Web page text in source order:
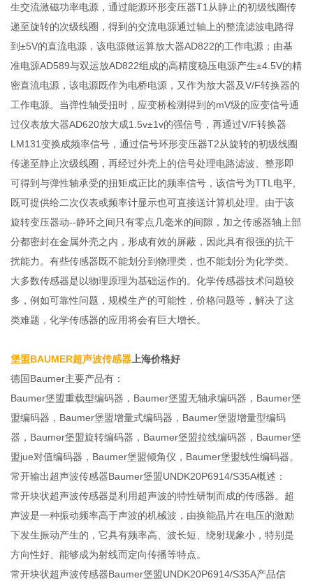
生交流激磁功率电源，通过能源环形变压器T1从静止的初级线圈传
递至旋转的次级线圈，得到的交流电源通过轴上的整流滤波电路得
到±5V的直流电源，该电源做运算放大器AD822的工作电源；由基
准电源AD589与双运放AD822组成的高精度稳压电源产生±4.5V的精
密直流电源，该电源既作为电桥电源，又作为放大器及V/F转换器的
工作电源。当弹性轴受扭时，应变桥检测得到的mV级的应变信号通
过仪表放大器AD620放大成1.5v±1v的强信号，再通过V/F转换器
LM131变换成频率信号，通过信号环形变压器T2从旋转的初级线圈
传递至静止次级线圈，再经过外壳上的信号处理电路滤波、整形即
可得到与弹性轴承受的扭矩成正比的频率信号，该信号为TTL电平,
既可提供给二次仪表或频率计显示也可直接送计算机处理。由于该
旋转变压器动--静环之间只有零点几毫米的间隙，加之传感器轴上部
分都密封在金属外壳之内，形成有效的屏蔽，因此具有很强的抗干
扰能力。有些传感器既不能划分到物理类，也不能划分为化学类。
大多数传感器是以物理原理为基础运作的。化学传感器技术问题较
多，例如可靠性问题，规模生产的可能性，价格问题等，解决了这
类难题，化学传感器的应用将会有巨大增长。
堡盟BAUMER超声波传感器 上海价格好
德国Baumer主要产品有：
Baumer堡盟重载型编码器，Baumer堡盟无轴承编码器，Baumer堡
盟编码器，Baumer堡盟增量式编码器，Baumer堡盟增量型编码
器，Baumer堡盟旋转编码器，Baumer堡盟拉线编码器，Baumer堡
盟jue对值编码器，Baumer堡盟倾角仪，Baumer堡盟线性编码器。
常开输出超声波传感器Baumer堡盟UNDK20P6914/S35A概述：
常开块状超声波传感器是利用超声波的特性研制而成的传感器。超
声波是一种振动频率高于声波的机械波，由换能晶片在电压的激励
下发生振动产生的，它具有频率高、波长短、绕射现象小，特别是
方向性好、能够成为射线而定向传播等特点。
常开块状超声波传感器Baumer堡盟UNDK20P6914/S35A产品信